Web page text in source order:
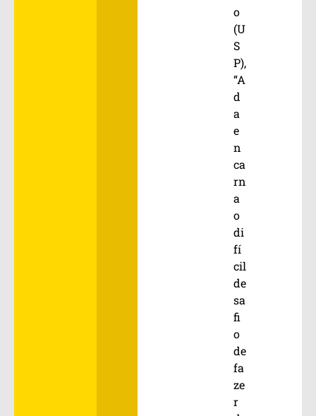
o
(U
S
P),
“A
d
a
e
n
ca
rn
a
o
di
fí
cil
de
sa
fi
o
de
fa
ze
r